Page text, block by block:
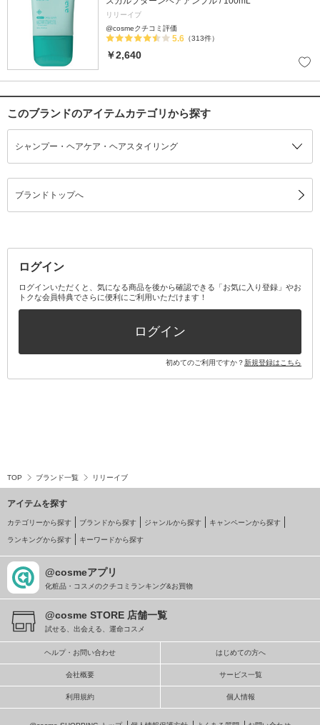
リリーイブ
@cosmeクチコミ評価
5.6 （313件）
￥2,640
このブランドのアイテムカテゴリから探す
シャンプー・ヘアケア・ヘアスタイリング
ブランドトップへ
ログイン
ログインいただくと、気になる商品を後から確認できる「お気に入り登録」やお
トクな会員特典でさらに便利にご利用いただけます！
ログイン
初めてのご利用ですか？新規登録はこちら
TOP ブランド一覧 リリーイブ
アイテムを探す
カテゴリーから探す ブランドから探す ジャンルから探す キャンペーンから探す
ランキングから探す キーワードから探す
@cosmeアプリ
化粧品・コスメのクチコミランキング&お買物
@cosme STORE 店舗一覧
試せる、出会える、運命コスメ
ヘルプ・お問い合わせ はじめての方へ
会社概要 サービス一覧
利用規約 個人情報